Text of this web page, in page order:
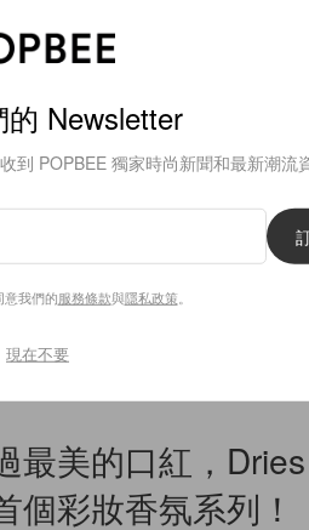
夏日約會造型：
人而性感的魅力！
感受到炎炎夏日正悄悄逼近。為了迎接
最美的口紅，
個彩妝香氛系列！
Newsletter
POPBEE 獨家時尚新聞和最新潮流資
意我們的服務條款與隱私政策。
現在不要